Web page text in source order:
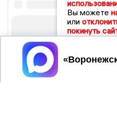
Вы можете
или
покинуть